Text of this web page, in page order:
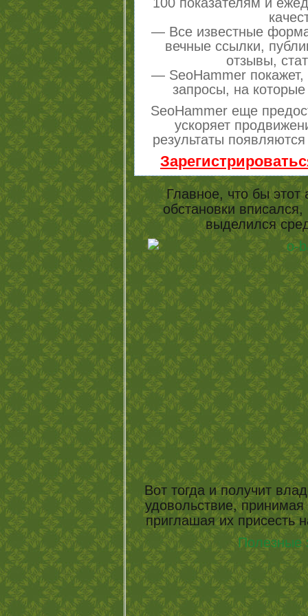
— Все известные
вечные ссылки,
отзывы,
— SeoHammer покажет,
запросы, на
SeoHammer еще
ускоряет
результаты
Главное, что бы этот
обстановки
выделился
Вот тогда и получит
удовольствие, принимая
приглашая их присесть
Полезные